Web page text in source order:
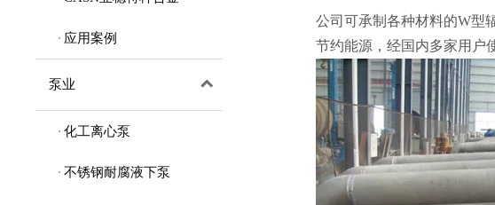
应用案例
泵业
化工离心泵
不锈钢耐腐液下泵
公司可承制各种材料的W型
节约能源，经国内多家用户